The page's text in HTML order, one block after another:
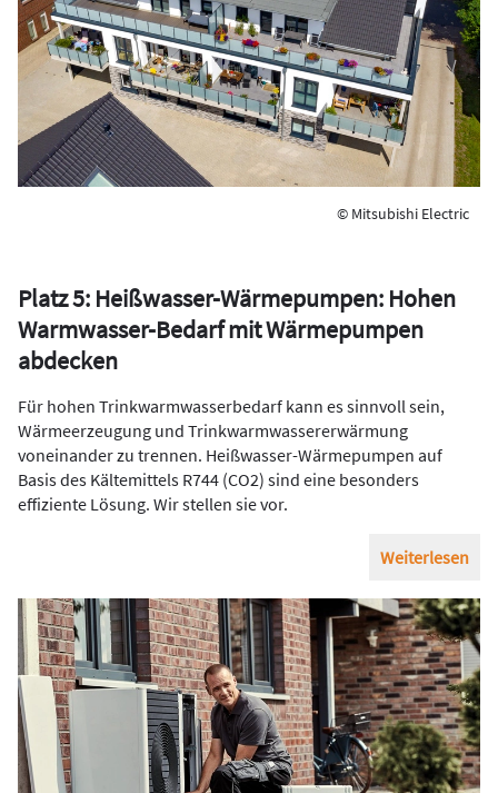
© Mitsubishi Electric
Platz 5: Heißwasser-Wärmepumpen: Hohen
Warmwasser-Bedarf mit Wärmepumpen
abdecken
Für hohen Trinkwarmwasserbedarf kann es sinnvoll sein,
Wärmeerzeugung und Trinkwarmwassererwärmung
voneinander zu trennen. Heißwasser-Wärmepumpen auf
Basis des Kältemittels R744 (CO2) sind eine besonders
effiziente Lösung. Wir stellen sie vor.
Weiterlesen